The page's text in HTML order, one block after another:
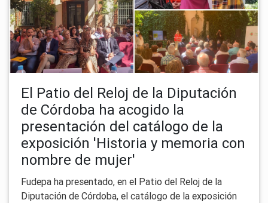
El Patio del Reloj de la Diputación
de Córdoba ha acogido la
presentación del catálogo de la
exposición 'Historia y memoria con
nombre de mujer'
Fudepa ha presentado, en el Patio del Reloj de la
Diputación de Córdoba, el catálogo de la exposición